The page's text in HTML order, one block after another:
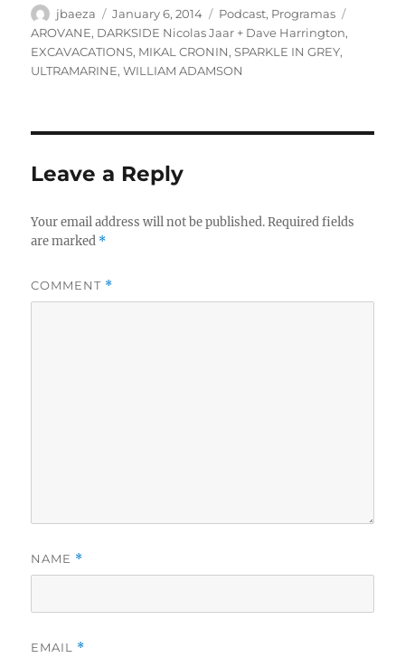
Author
jbaeza
Posted
on
January 6, 2014 Categories
Podcast, Programas
AROVANE, DARKSIDE Nicolas Jaar + Dave Harrington,
EXCAVACATIONS, MIKAL CRONIN,SPARKLE IN GREY,
ULTRAMARINE,WILLIAM ADAMSON
Leave a Reply
Your email address will not be published. Required fields
are marked *
COMMENT *
NAME *
EMAIL *